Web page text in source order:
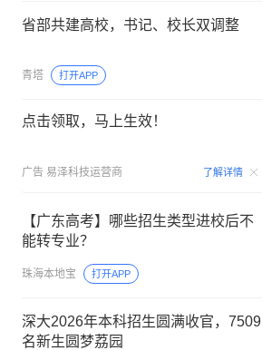
省部共建高校，书记、校长双调整
青塔 打开APP
点击领取，马上生效！
广告 易泽科技运营商 了解详情
【广东高考】哪些招生类型进校后不
能转专业？
珠海本地宝 打开APP
深大2026年本科招生圆满收官，7509
名新生圆梦荔园